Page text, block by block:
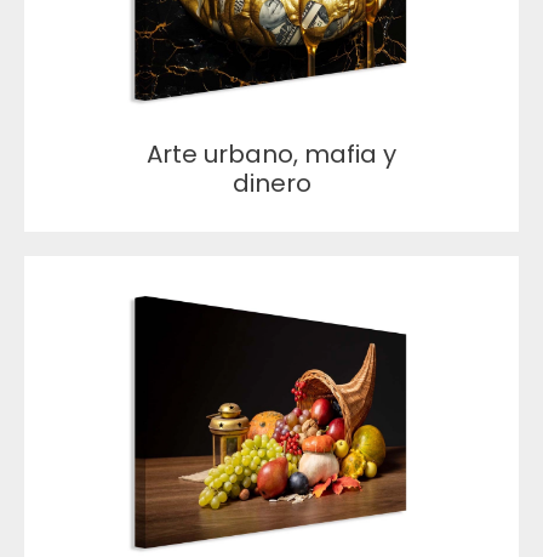
Arte urbano, mafia y
dinero